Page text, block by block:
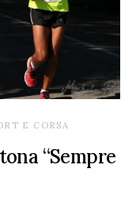
E CORSA
“Sempre